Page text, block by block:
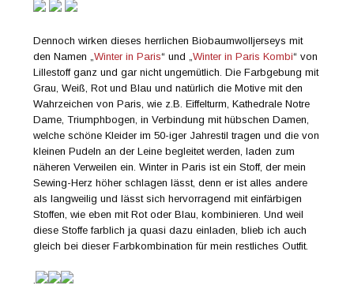
Dennoch wirken dieses herrlichen Biobaumwolljerseys mit
den Namen „Winter in Paris“ und „Winter in Paris Kombi“ von
Lillestoff ganz und gar nicht ungemütlich. Die Farbgebung mit
Grau, Weiß, Rot und Blau und natürlich die Motive mit den
Wahrzeichen von Paris, wie z.B. Eiffelturm, Kathedrale Notre
Dame, Triumphbogen, in Verbindung mit hübschen Damen,
welche schöne Kleider im 50-iger Jahrestil tragen und die von
kleinen Pudeln an der Leine begleitet werden, laden zum
näheren Verweilen ein. Winter in Paris ist ein Stoff, der mein
Sewing-Herz höher schlagen lässt, denn er ist alles andere
als langweilig und lässt sich hervorragend mit einfärbigen
Stoffen, wie eben mit Rot oder Blau, kombinieren. Und weil
diese Stoffe farblich ja quasi dazu einladen, blieb ich auch
gleich bei dieser Farbkombination für mein restliches Outfit.
.